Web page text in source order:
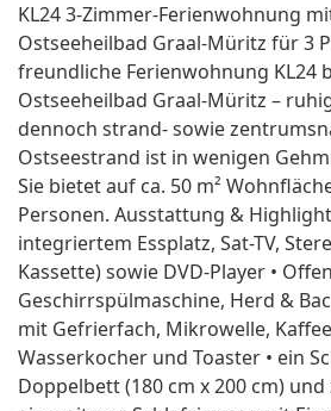
KL24 3-Zimmer-Ferienwohnung
Ostseeheilbad Graal-Müritz für 3
freundliche Ferienwohnung KL24
Ostseeheilbad Graal-Müritz –
dennoch strand- sowie
Ostseestrand ist in wenigen
Sie bietet auf ca. 50 m²
Personen. Ausstattung &
integriertem Essplatz, Sat-TV,
Kassette) sowie DVD-Player •
Geschirrspülmaschine, Herd &
mit Gefrierfach, Mikrowelle,
Wasserkocher und Toaster • ein
Doppelbett (180 cm x 200 cm)